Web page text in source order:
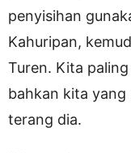
penyisihan
Kahuripan,
Turen. Kita
bahkan kita yang
terang dia.